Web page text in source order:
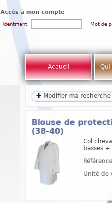
Accès à mon compte
Identifiant Mot de
Accueil Qui
Modifier ma recherche
Blouse de
(38-40)
Col
basses
Unité de